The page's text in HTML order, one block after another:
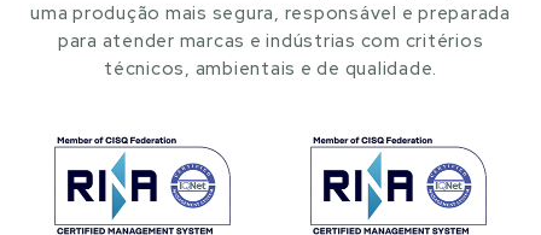
uma produção mais segura, responsável e preparada
para atender marcas e indústrias com critérios
técnicos, ambientais e de qualidade.